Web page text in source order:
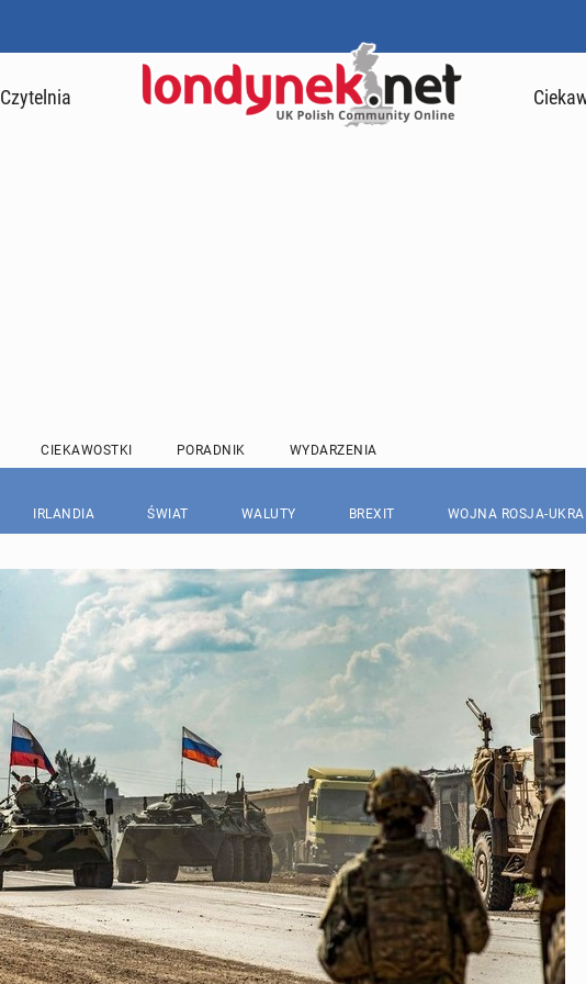
Czytelnia
CIEKAWOSTKI PORADNIK WYDARZENIA
IRLANDIA ŚWIAT WALUTY BREXIT WOJNA ROSJA-